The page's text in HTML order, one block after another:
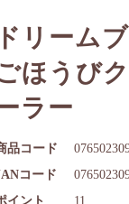
ドリーム
ほうび
ラー
品コード
イント 11
コード